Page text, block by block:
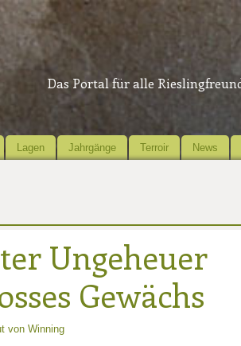
Das Portal für alle
Lagen Jahrgänge Terroir News
Ungeheuer
Gewächs
von Winning